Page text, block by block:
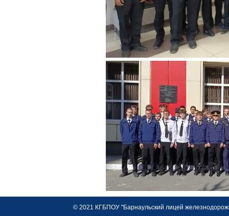
© 2021 КГБПОУ "Барнаульский лицей